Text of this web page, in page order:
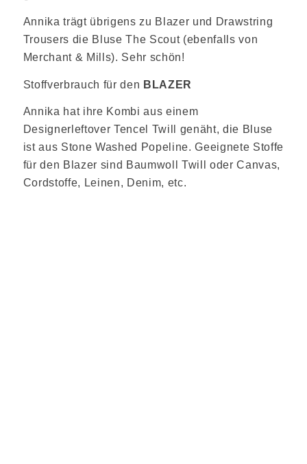
Annika trägt übrigens zu Blazer und Drawstring
Trousers die Bluse The Scout (ebenfalls von
Merchant & Mills). Sehr schön!
Stoffverbrauch für den BLAZER
Annika hat ihre Kombi aus einem
Designerleftover Tencel Twill genäht, die Bluse
ist aus Stone Washed Popeline. Geeignete Stoffe
für den Blazer sind Baumwoll Twill oder Canvas,
Cordstoffe, Leinen, Denim, etc.